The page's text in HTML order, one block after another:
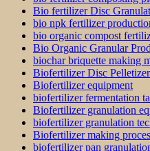
Bio fertilizer Disc
bio npk fertilizer
bio organic compost
Bio Organic Granular
biochar briquette making
Biofertilizer Disc
Biofertilizer equipment
biofertilizer fermentation
Biofertilizer granulation
biofertilizer granulation
Biofertilizer making
biofertilizer pan